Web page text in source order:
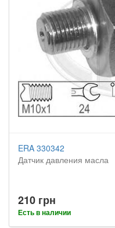
ERA 330342
Датчик давления масла
210 грн
Есть в наличии